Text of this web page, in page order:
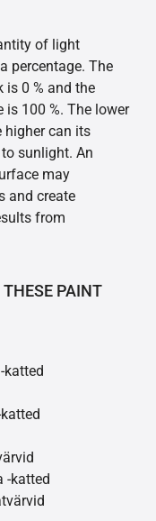
of light
percentage. The
is 0 % and the
100 %. The lower
higher can its
sunlight. An
may
and create
from
PAINT
katted
-katted